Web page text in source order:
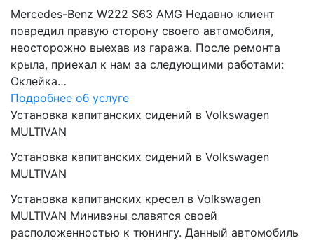
Mercedes-Benz W222 S63 AMG Недавно клиент
повредил правую сторону своего автомобиля,
неосторожно выехав из гаража. После ремонта
крыла, приехал к нам за следующими работами:
Оклейка…
Подробнее об услуге
Установка капитанских сидений в Volkswagen
MULTIVAN
Установка капитанских сидений в Volkswagen
MULTIVAN
Установка капитанских кресел в Volkswagen
MULTIVAN Минивэны славятся своей
расположенностью к тюнингу. Данный автомобиль